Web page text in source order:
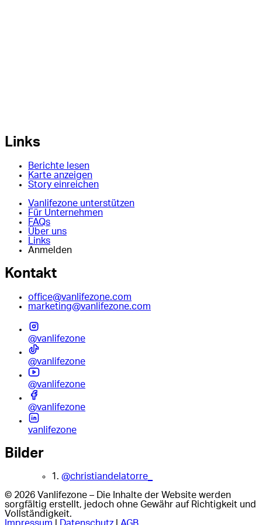
Links
Berichte lesen
Karte anzeigen
Story einreichen
Vanlifezone unterstützen
Für Unternehmen
FAQs
Über uns
Links
Anmelden
Kontakt
office@vanlifezone.com
marketing@vanlifezone.com
@vanlifezone
@vanlifezone
@vanlifezone
@vanlifezone
vanlifezone
Bilder
1. @christiandelatorre_
© 2026 Vanlifezone – Die Inhalte der Website werden
sorgfältig erstellt, jedoch ohne Gewähr auf Richtigkeit und
Vollständigkeit.